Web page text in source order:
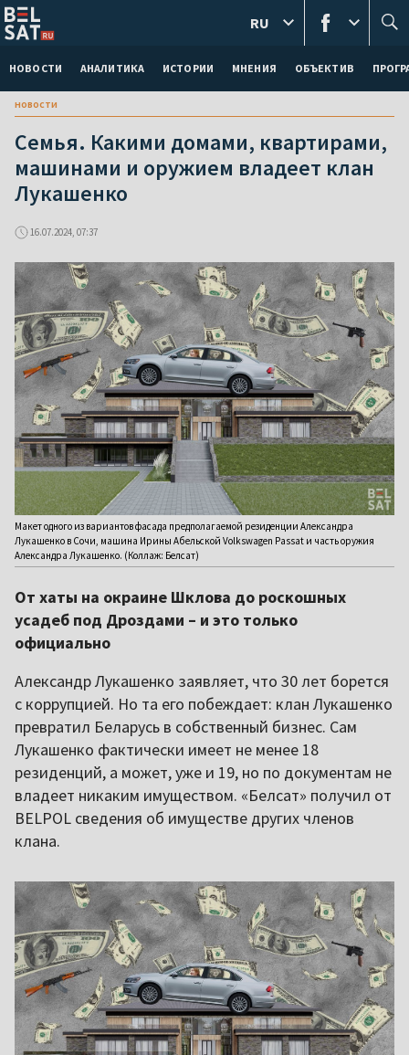
НОВОСТИ АНАЛИТИКА ИСТОРИИ МНЕНИЯ ОБЪЕКТИВ
RU
новости
Семья. Какими домами, квартирами,
машинами и оружием владеет клан
Лукашенко
16.07.2024, 07:37
Макет одного из вариантов фасада предполагаемой резиденции Александра
Лукашенко в Сочи, машина Ирины Абельской Volkswagen Passat и часть оружия
Александра Лукашенко. (Коллаж: Белсат)
От хаты на окраине Шклова до роскошных
усадеб под Дроздами – и это только
официально
Александр Лукашенко заявляет, что 30 лет борется
с коррупцией. Но та его побеждает: клан Лукашенко
превратил Беларусь в собственный бизнес. Сам
Лукашенко фактически имеет не менее 18
резиденций, а может, уже и 19, но по документам не
владеет никаким имуществом. «Белсат» получил от
BELPOL сведения об имуществе других членов
клана.